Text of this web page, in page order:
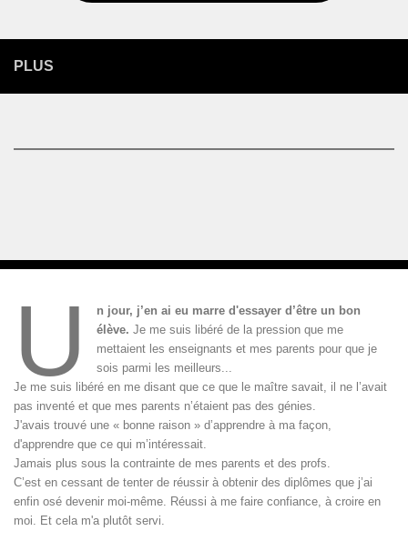
PLUS
U
n jour, j’en ai eu marre d'essayer d’être un bon
élève.Je me suis libéré de la pression que me
mettaient les enseignants et mes parents pour que je
sois parmi les meilleurs...
Je me suis libéré en me disant que ce que le maître savait, il ne l’avait
pas inventé et que mes parents n’étaient pas des génies.
J'avais trouvé une « bonne raison » d’apprendre à ma façon,
d'apprendre que ce qui m’intéressait.
Jamais plus sous la contrainte de mes parents et des profs.
C’est en cessant de tenter de réussir à obtenir des diplômes que j’ai
enfin osé devenir moi-même. Réussi à me faire confiance, à croire en
moi. Et cela m'a plutôt servi.